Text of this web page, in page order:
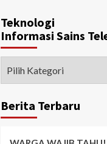
Teknologi
Informasi Sains
Berita Terbaru